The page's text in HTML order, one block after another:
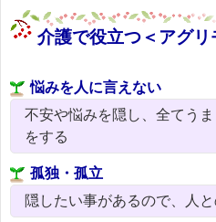
介護で役立つ＜アグリ
悩みを人に言えない
不安や悩みを隠し、全てう
をする
孤独・孤立
隠したい事があるので、人